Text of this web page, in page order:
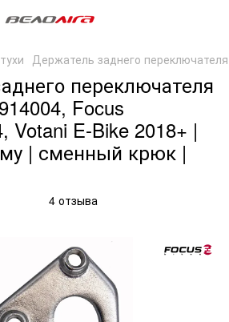
Держатель заднего
переключателя
Focus
Votani E-Bike 2018+ |
| сменный крюк |
4 отзыва